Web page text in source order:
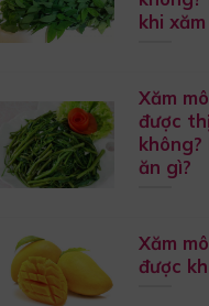
khi
Xăm
được
không?
ăn gì?
Xăm
được